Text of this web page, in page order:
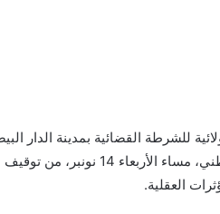
للشرطة القضائية بمدينة الدار
لمراقبة التراب الوطني،
العقلية.